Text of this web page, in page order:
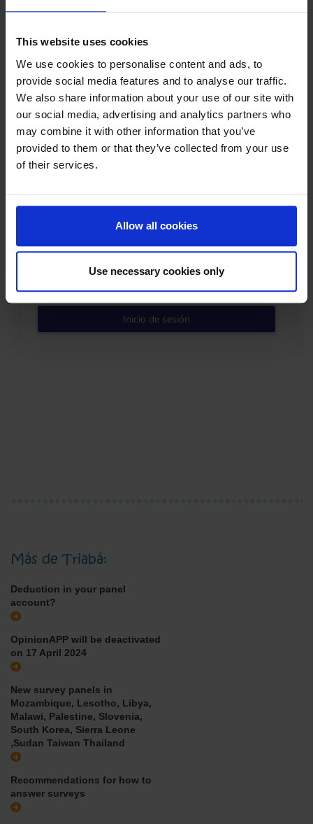
This website uses cookies
We use cookies to personalise content and ads, to
provide social media features and to analyse our traffic.
We also share information about your use of our site with
our social media, advertising and analytics partners who
may combine it with other information that you’ve
provided to them or that they’ve collected from your use
of their services.
Allow all cookies
Use necessary cookies only
Soporte para miembros:
¿Tiene preguntas sobre una encuesta, su cuenta o un pago?
International:membersupport@synoint.com.
Más de Triabá:
Deduction in your panel
account?
OpinionAPP will be deactivated
on 17 April 2024
New survey panels in
Mozambique, Lesotho, Libya,
Malawi, Palestine, Slovenia,
South Korea, Sierra Leone
,Sudan Taiwan Thailand
Recommendations for how to
answer surveys